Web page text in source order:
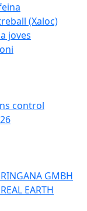
(Xaloc)
joves
control
GMBH
EARTH